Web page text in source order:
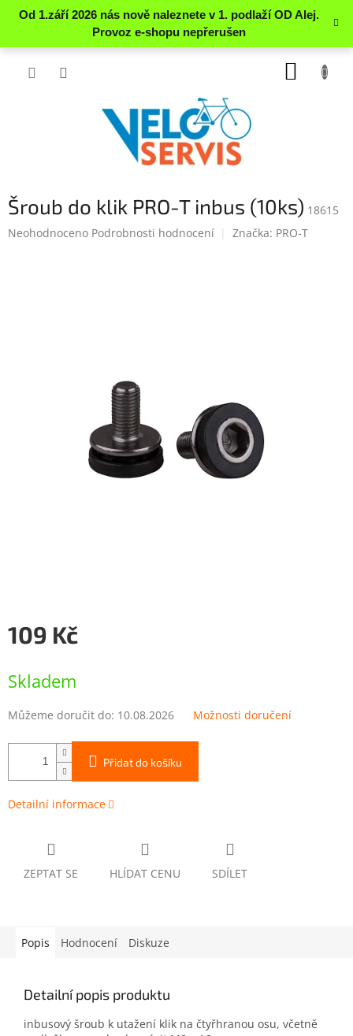
Přejít
Šroub do klik PRO-T inbus (10ks) 18615
Průměrné
Neohodnoceno Podrobnosti hodnocení Značka: PRO-T
109 Kč
cena:
Skladem
Můžeme doručit do: 10.08.2026 Možnosti doručení
Přidat do košíku
Detailní informace
ZEPTAT SE HLÍDAT CENU SDÍLET
Popis Hodnocení Diskuze
Detailní popis produktu
inbusový šroub k utažení klik na čtyřhranou osu, včetně